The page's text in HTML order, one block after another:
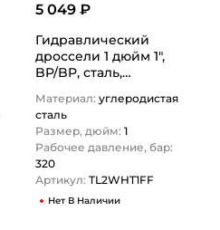
5 049 ₽
Гидравлический
дроссели 1 дюйм 1",
BP/BP, сталь,
LOCK
Материал: углеродистая
сталь
Размер, дюйм: 1
Рабочее давление, бар:
320
Артикул: TL2WHT1FF
Нет В Наличии